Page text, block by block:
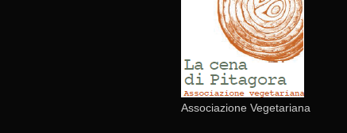
Associazione Vegetariana